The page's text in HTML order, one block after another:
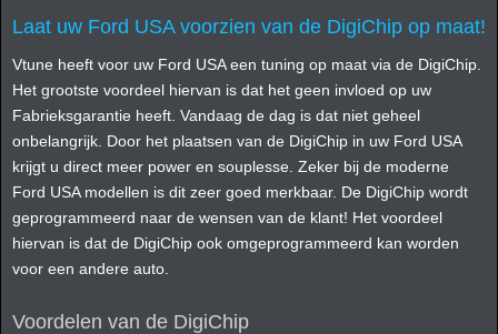
Laat uw Ford USA voorzien van de DigiChip op maat!
Vtune heeft voor uw Ford USA een tuning op maat via de DigiChip.
Het grootste voordeel hiervan is dat het geen invloed op uw
Fabrieksgarantie heeft. Vandaag de dag is dat niet geheel
onbelangrijk. Door het plaatsen van de DigiChip in uw Ford USA
krijgt u direct meer power en souplesse. Zeker bij de moderne
Ford USA modellen is dit zeer goed merkbaar. De DigiChip wordt
geprogrammeerd naar de wensen van de klant! Het voordeel
hiervan is dat de DigiChip ook omgeprogrammeerd kan worden
voor een andere auto.
Voordelen van de DigiChip